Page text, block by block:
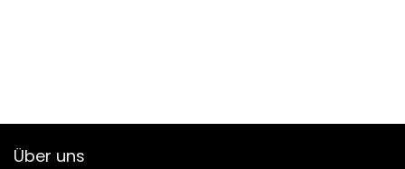
Über uns